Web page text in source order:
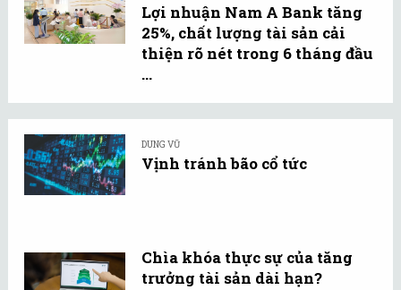
Lợi nhuận Nam A Bank tăng
25%, chất lượng tài sản cải
thiện rõ nét trong 6 tháng đầu
...
DUNG VŨ
Vịnh tránh bão cổ tức
Chìa khóa thực sự của tăng
trưởng tài sản dài hạn?